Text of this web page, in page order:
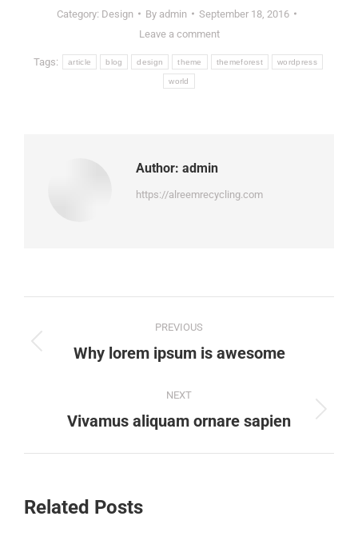
Category: Design By admin
September 18, 2016
Leave a comment
Tags: article blog design theme themeforest wordpress
world
Author: admin
https://alreemrecycling.com
navigation
PREVIOUS
Previous
Why lorem ipsum is awesome
NEXT
Next
Vivamus aliquam ornare sapien
Related Posts